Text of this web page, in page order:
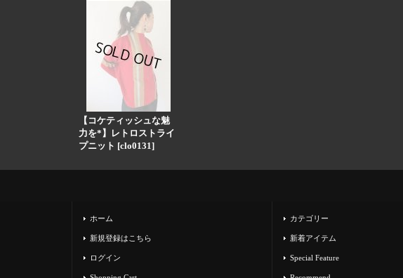
【コケティッシュな魅
力を*】レトロストライ
プニット [clo0131]
ホーム
新規登録はこちら
ログイン
カテゴリー
新着アイテム
Special Feature